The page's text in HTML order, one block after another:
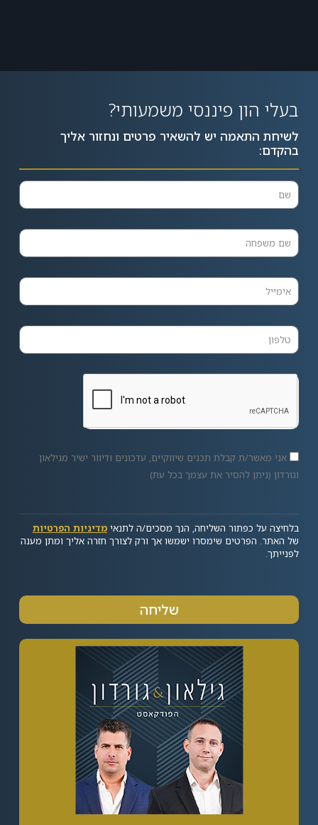
בעלי הון פיננסי משמעותי?
לשיחת התאמה יש להשאיר פרטים ונחזור אליך
בהקדם:
אני מאשר/ת קבלת תכנים שיווקיים, עדכונים ודיוור ישיר מגילאון
וגורדון (ניתן להסיר את עצמך בכל עת)
בלחיצה על כפתור השליחה, הנך מסכים/ה לתנאי מדיניות הפרטיות
של האתר. הפרטים שימסרו ישמשו אך ורק לצורך חזרה אליך ומתן מענה
לפנייתך.
שליחה